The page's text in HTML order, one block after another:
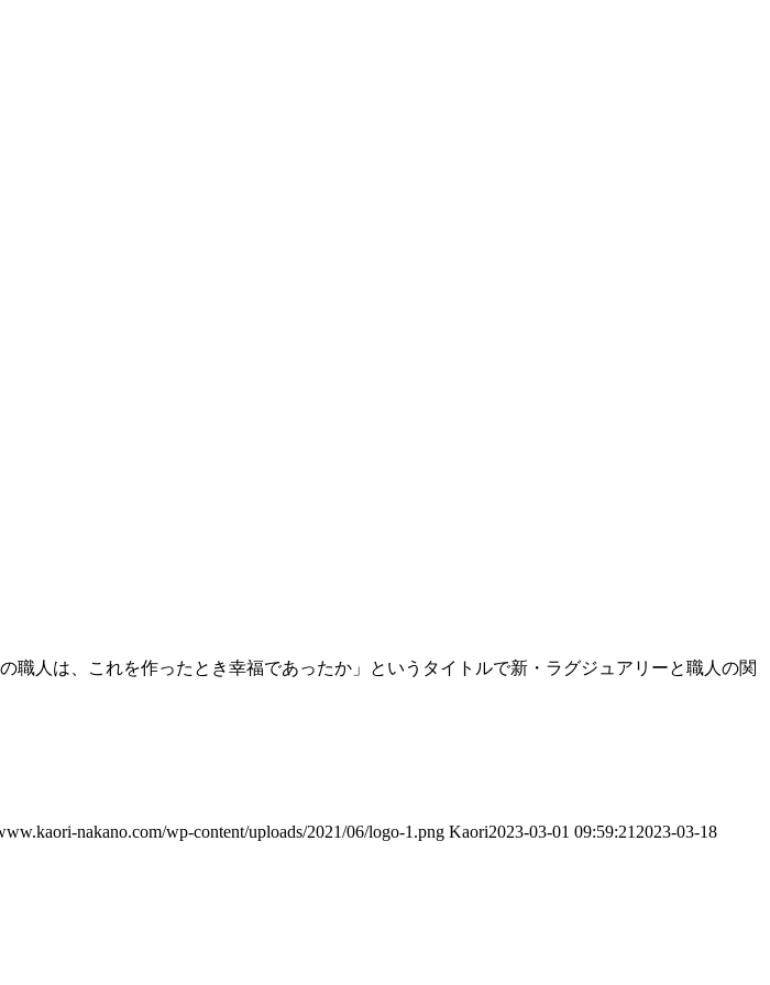
人は、これを作ったとき幸福であったか」というタイトルで新・ラグジュアリーと職人の関
nakano.com/wp-content/uploads/2021/06/logo-1.png Kaori2023-03-01 09:59:21 2023-03-18